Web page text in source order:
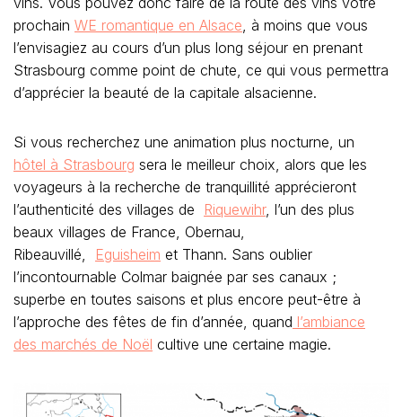
prochain WE romantique en Alsace, à moins que vous
l’envisagiez au cours d’un plus long séjour en prenant
Strasbourg comme point de chute, ce qui vous permettra
d’apprécier la beauté de la capitale alsacienne.
Si vous recherchez une animation plus nocturne, un
hôtel à Strasbourg sera le meilleur choix, alors que les
voyageurs à la recherche de tranquillité apprécieront
l’authenticité des villages de Riquewihr, l’un des plus
beaux villages de France, Obernau,
Ribeauvillé, Eguisheim et Thann. Sans oublier
l’incontournable Colmar baignée par ses canaux ;
superbe en toutes saisons et plus encore peut-être à
l’approche des fêtes de fin d’année, quand l’ambiance
des marchés de Noël cultive une certaine magie.